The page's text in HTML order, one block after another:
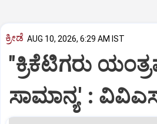
ಕ್ರೀಡೆ AUG 10, 2026, 6:29 AM IST
"ಕ್ರಿಕೆಟಿಗರು
ಸಾಮಾನ್ಯ' :